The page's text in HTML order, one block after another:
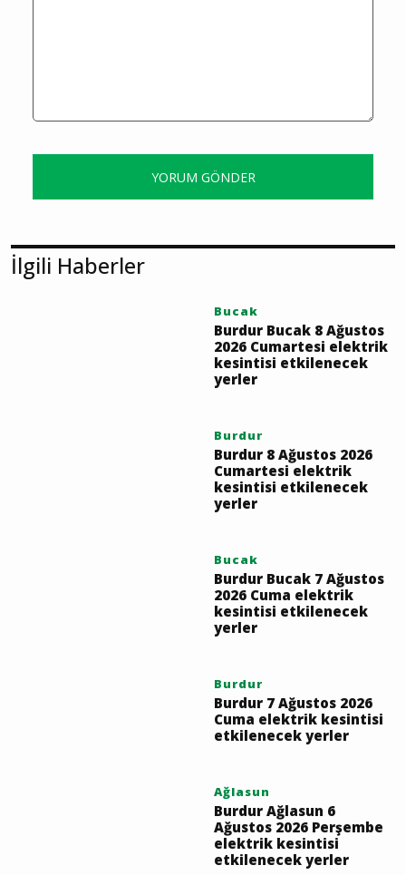
2026 Cumartesi elektrik
kesintisi etkilenecek
yerler
Cumartesi elektrik
kesintisi etkilenecek
yerler
2026 Cuma elektrik
kesintisi etkilenecek
yerler
Burdur 7 Ağustos 2026
Cuma elektrik kesintisi
etkilenecek yerler